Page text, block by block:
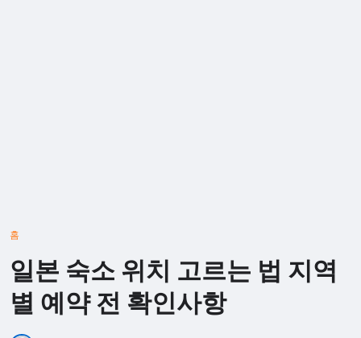
홈
일본 숙소 위치 고르는 법 지역
별 예약 전 확인사항